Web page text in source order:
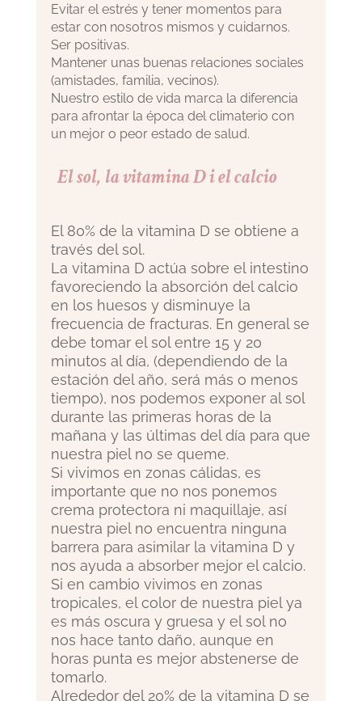
Evitar el estrés y tener momentos para
estar con nosotros mismos y cuidarnos.
Ser positivas.
Mantener unas buenas relaciones sociales
(amistades, familia, vecinos).
Nuestro estilo de vida marca la diferencia
para afrontar la época del climaterio con
un mejor o peor estado de salud.
El sol, la vitamina D i el calcio
El 80% de la vitamina D se obtiene a
través del sol.
La vitamina D actúa sobre el intestino
favoreciendo la absorción del calcio
en los huesos y disminuye la
frecuencia de fracturas. En general se
debe tomar el sol entre 15 y 20
minutos al día, (dependiendo de la
estación del año, será más o menos
tiempo), nos podemos exponer al sol
durante las primeras horas de la
mañana y las últimas del día para que
nuestra piel no se queme.
Si vivimos en zonas cálidas, es
importante que no nos ponemos
crema protectora ni maquillaje, así
nuestra piel no encuentra ninguna
barrera para asimilar la vitamina D y
nos ayuda a absorber mejor el calcio.
Si en cambio vivimos en zonas
tropicales, el color de nuestra piel ya
es más oscura y gruesa y el sol no
nos hace tanto daño, aunque en
horas punta es mejor abstenerse de
tomarlo.
Alrededor del 20% de la vitamina D se